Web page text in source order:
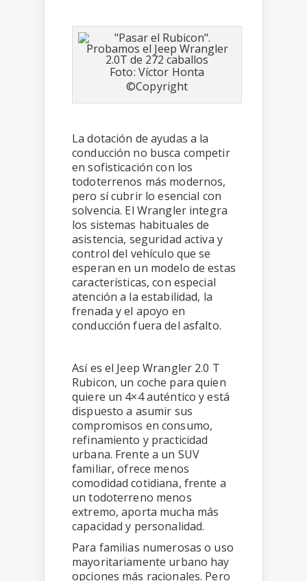
Foto: Víctor Honta
©Copyright
La dotación de ayudas a la
conducción no busca competir
en sofisticación con los
todoterrenos más modernos,
pero sí cubrir lo esencial con
solvencia. El Wrangler integra
los sistemas habituales de
asistencia, seguridad activa y
control del vehículo que se
esperan en un modelo de estas
características, con especial
atención a la estabilidad, la
frenada y el apoyo en
conducción fuera del asfalto.
Así es el Jeep Wrangler 2.0 T
Rubicon, un coche para quien
quiere un 4×4 auténtico y está
dispuesto a asumir sus
compromisos en consumo,
refinamiento y practicidad
urbana. Frente a un SUV
familiar, ofrece menos
comodidad cotidiana, frente a
un todoterreno menos
extremo, aporta mucha más
capacidad y personalidad.
Para familias numerosas o uso
mayoritariamente urbano hay
opciones más racionales. Pero